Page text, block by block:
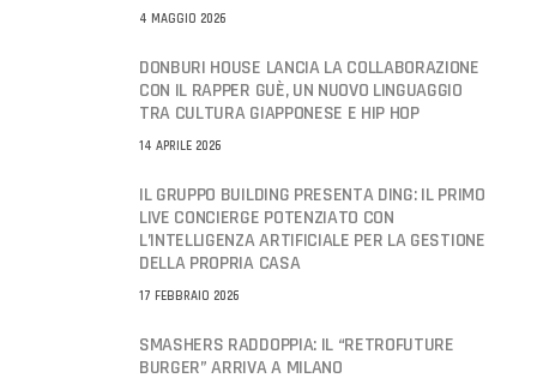
4 MAGGIO 2026
DONBURI HOUSE LANCIA LA COLLABORAZIONE
CON IL RAPPER GUÈ, UN NUOVO LINGUAGGIO
TRA CULTURA GIAPPONESE E HIP HOP
14 APRILE 2026
IL GRUPPO BUILDING PRESENTA DING: IL PRIMO
LIVE CONCIERGE POTENZIATO CON
L’INTELLIGENZA ARTIFICIALE PER LA GESTIONE
DELLA PROPRIA CASA
17 FEBBRAIO 2026
SMASHERS RADDOPPIA: IL “RETROFUTURE
BURGER” ARRIVA A MILANO